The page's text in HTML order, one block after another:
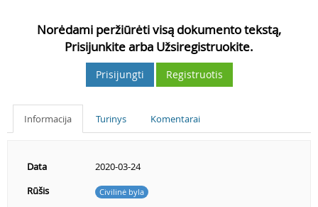
Norėdami peržiūrėti visą dokumento tekstą,
Prisijunkite arba Užsiregistruokite.
Prisijungti Registruotis
Informacija Turinys Komentarai
Data
2020-03-24
Rūšis
Civilinė byla